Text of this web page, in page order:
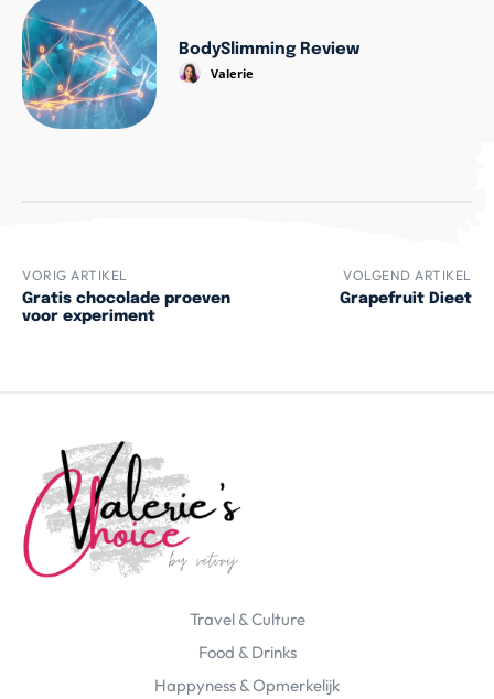
BodySlimming Review
Valerie
VORIG ARTIKEL
Gratis chocolade proeven
voor experiment
VOLGEND ARTIKEL
Grapefruit Dieet
Travel & Culture
Food & Drinks
Happyness & Opmerkelijk